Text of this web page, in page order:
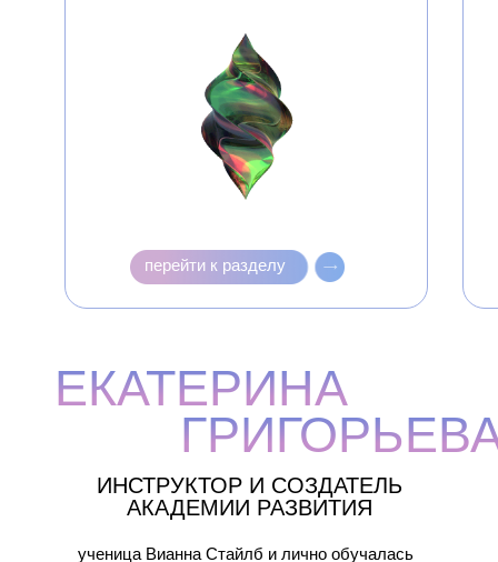
перейти к разделу
ЕКАТЕРИНА
ИНСТРУКТОР И СОЗДАТЕЛЬ
АКАДЕМИИ РАЗВИТИЯ
ученица Вианна Стайлб и лично обучалась